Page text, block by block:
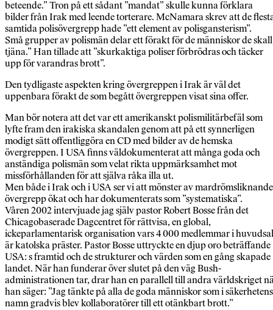
beteende.” Tron på ett sådant ”mandat” skulle kunna förklara
bilder från Irak med leende torterare. McNamara skrev att de
samtida polisövergrepp hade ”ett element av polisgansterism”.
Små grupper av polismän delar ett förakt för de människor de skall
tjäna.” Han tillade att ”skurkaktiga poliser förbrödras och täcker
upp för varandras brott”.
Den tydligaste aspekten kring övergreppen i Irak är väl det
uppenbara förakt de som begått övergreppen visat sina offer.
Man bör notera att det var ett amerikanskt polismilitärbefäl som
lyfte fram den irakiska skandalen genom att på ett synnerligen
modigt sätt offentliggöra en CD med bilder av de hemska
övergreppen. I USA finns väldokumenterat att många goda och
anständiga polismän som velat rikta uppmärksamhet mot
missförhållanden för att själva råka illa ut.
Men både i Irak och i USA ser vi att mönster av mardrömsliknande
övergrepp ökat och har dokumenterats som ”systematiska”.
Våren 2002 intervjuade jag själv pastor Robert Bosse från det
Chicagobaserade Dagcentret för rättvisa, en global,
ickeparlamentarisk organisation vars 4 000 medlemmar i
är katolska präster. Pastor Bosse uttryckte en djup oro beträffande
USA: s framtid och de strukturer och värden som en gång skapade
landet. När han funderar över slutet på den väg Bush-
administrationen tar, drar han en parallell till andra världskriget
han säger: ”Jag tänkte på alla de goda människor som i säkerhetens
namn gradvis blev kollaboratörer till ett otänkbart brott.”